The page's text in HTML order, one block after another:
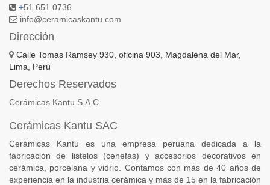
+51 651 0736
info@ceramicaskantu.com
Dirección
Calle Tomas Ramsey 930, oficina 903, Magdalena del Mar,
Lima, Perú
Derechos Reservados
Cerámicas Kantu S.A.C.
Cerámicas Kantu SAC
Cerámicas Kantu es una empresa peruana dedicada a la
fabricación de listelos (cenefas) y accesorios decorativos en
cerámica, porcelana y vidrio. Contamos con más de 40 años de
experiencia en la industria cerámica y más de 15 en la fabricación